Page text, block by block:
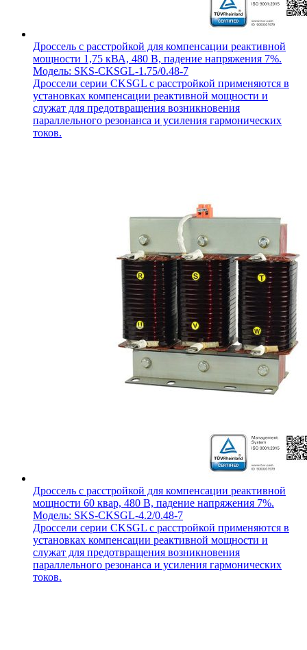
Дроссель с расстройкой для компенсации реактивной
мощности 1,75 кВА, 480 В, падение напряжения 7%.
Модель: SKS-CKSGL-1.75/0.48-7
Дроссели серии CKSGL с расстройкой применяются в
установках компенсации реактивной мощности и
служат для предотвращения возникновения
параллельного резонанса и усиления гармонических
токов.
Дроссель с расстройкой для компенсации реактивной
мощности 60 квар, 480 В, падение напряжения 7%.
Модель: SKS-CKSGL-4.2/0.48-7
Дроссели серии CKSGL с расстройкой применяются в
установках компенсации реактивной мощности и
служат для предотвращения возникновения
параллельного резонанса и усиления гармонических
токов.